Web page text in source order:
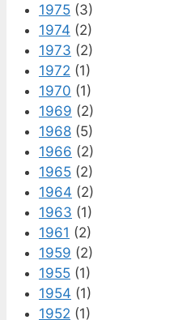
1975 (3)
1974 (2)
1973 (2)
1972 (1)
1970 (1)
1969 (2)
1968 (5)
1966 (2)
1965 (2)
1964 (2)
1963 (1)
1961 (2)
1959 (2)
1955 (1)
1954 (1)
1952 (1)